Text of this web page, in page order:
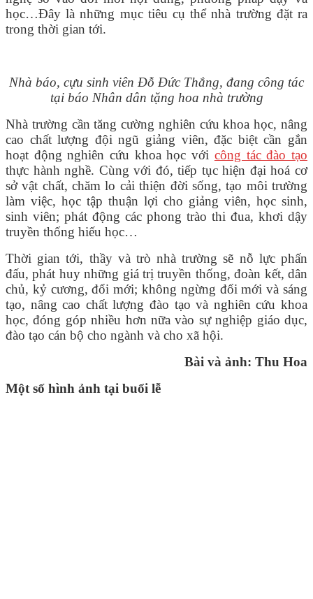
học…Đây là những mục tiêu cụ thể nhà trường đặt ra
trong thời gian tới.
Nhà báo, cựu sinh viên Đỗ Đức Thắng, đang công tác
tại báo Nhân dân tặng hoa nhà trường
Nhà trường cần tăng cường nghiên cứu khoa học, nâng
cao chất lượng đội ngũ giảng viên, đặc biệt cần gắn
hoạt động nghiên cứu khoa học với công tác đào tạo
thực hành nghề. Cùng với đó, tiếp tục hiện đại hoá cơ
sở vật chất, chăm lo cải thiện đời sống, tạo môi trường
làm việc, học tập thuận lợi cho giảng viên, học sinh,
sinh viên; phát động các phong trào thi đua, khơi dậy
truyền thống hiếu học…
Thời gian tới, thầy và trò nhà trường sẽ nỗ lực phấn
đấu, phát huy những giá trị truyền thống, đoàn kết, dân
chủ, kỷ cương, đổi mới; không ngừng đổi mới và sáng
tạo, nâng cao chất lượng đào tạo và nghiên cứu khoa
học, đóng góp nhiều hơn nữa vào sự nghiệp giáo dục,
đào tạo cán bộ cho ngành và cho xã hội.
Bài và ảnh: Thu Hoa
Một số hình ảnh tại buổi lễ